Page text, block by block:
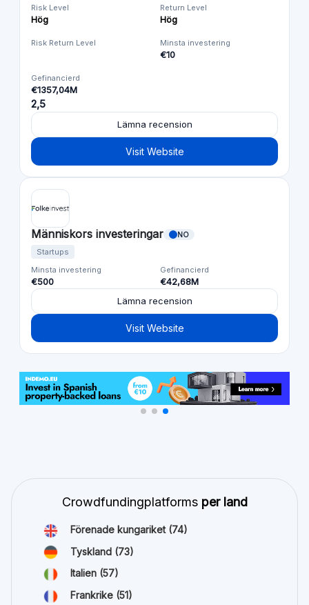
Risk Level
Hög
Return Level
Hög
Risk Return Level Minsta investering
€10
Gefinancierd
€1357,04M
2,5
Lämna recension
Visit Website
Människors investeringar NO
Startups
Minsta investering
€500
Gefinancierd
€42,68M
Lämna recension
Visit Website
Crowdfundingplatforms per land
Förenade kungariket (74)
Tyskland (73)
Italien (57)
Frankrike (51)